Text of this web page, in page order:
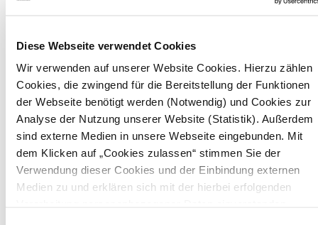
Diese Webseite verwendet Cookies
Wir verwenden auf unserer Website Cookies. Hierzu zählen
Cookies, die zwingend für die Bereitstellung der Funktionen
der Webseite benötigt werden (Notwendig) und Cookies zur
Analyse der Nutzung unserer Website (Statistik). Außerdem
sind externe Medien in unsere Webseite eingebunden. Mit
dem Klicken auf „Cookies zulassen“ stimmen Sie der
Verwendung dieser Cookies und der Einbindung externen
Medien zu und erklären sich mit der hierbei erfolgenden
Oberpfälzer Wald
Odenwald (Baden-Württemberg)
Odenwald (Hessen)
Pfaffenwinkel
Rhön (Bayern)
Romantisches Franken